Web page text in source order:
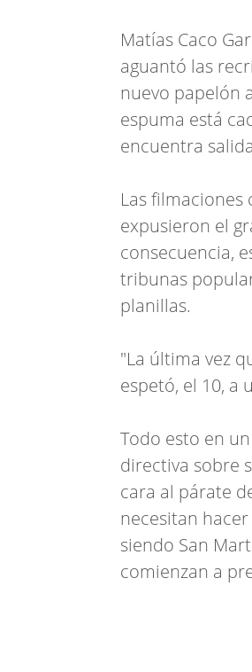
Matías Caco
aguantó las
nuevo papelón
espuma está
encuentra
Las
expusieron el
consecuencia,
tribunas
planillas.
"La última vez
espetó, el 10, a
Todo esto en
directiva sobre
cara al párate
necesitan
siendo San
comienzan a